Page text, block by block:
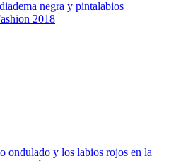
negra y pintalabios
2018
ondulado y los labios rojos en la